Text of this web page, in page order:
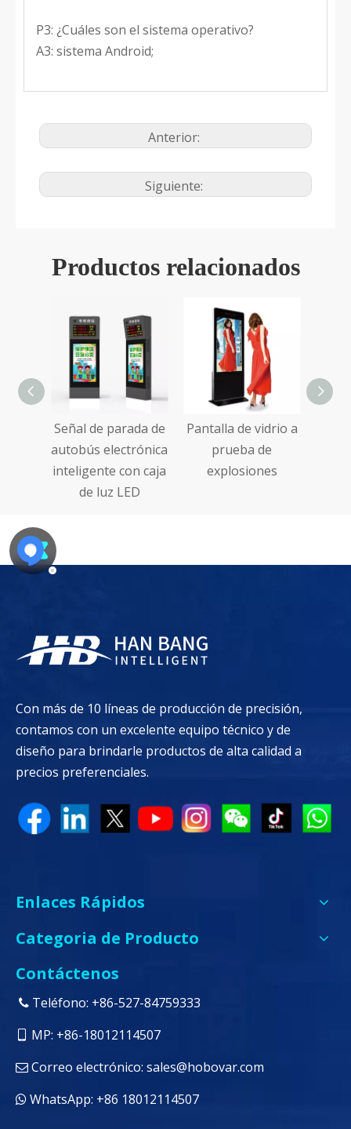
P3: ¿Cuáles son el sistema operativo?
A3: sistema Android;
Anterior:
Siguiente:
Productos relacionados
Señal de parada de
autobús electrónica
inteligente con caja
de luz LED
Pantalla de vidrio a
prueba de
explosiones
Con más de 10 líneas de producción de precisión,
contamos con un excelente equipo técnico y de
diseño para brindarle productos de alta calidad a
precios preferenciales.
Enlaces Rápidos
Categoria de Producto
Contáctenos
 Teléfono: +86-527-84759333
MP: +86-18012114507
 Correo electrónico: sales@hobovar.com
 WhatsApp: +86 18012114507